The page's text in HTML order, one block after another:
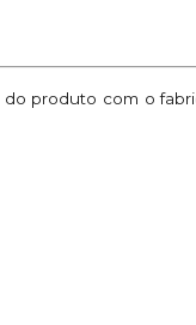
produto com o